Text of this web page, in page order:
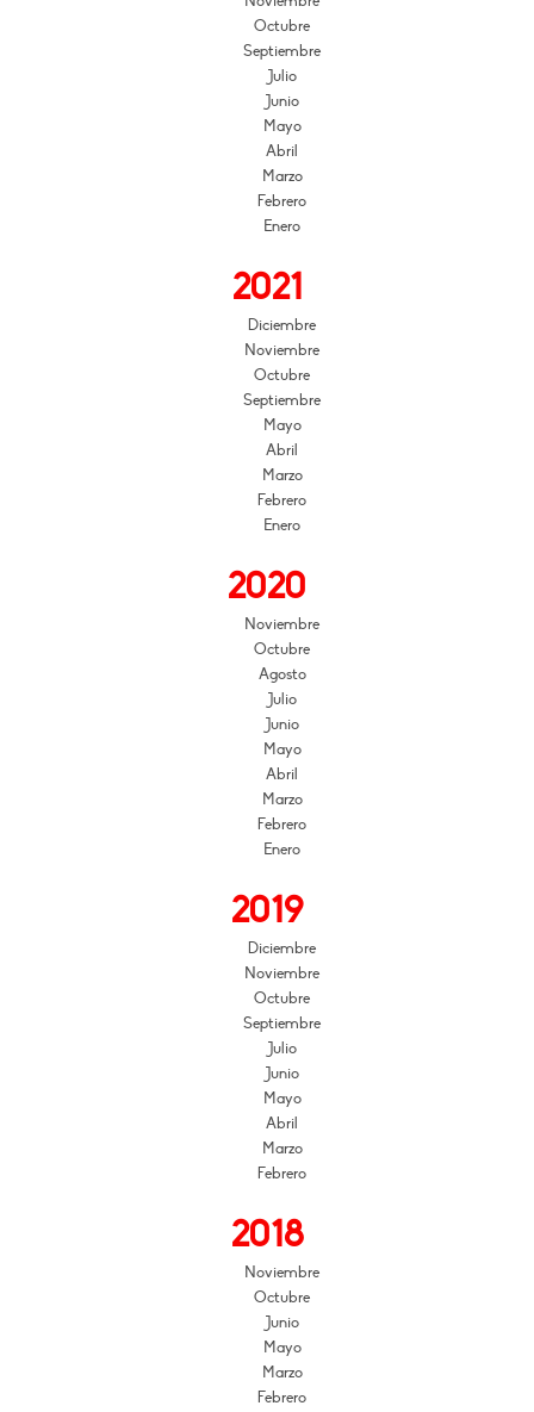
Octubre
Septiembre
Julio
Junio
Mayo
Abril
Marzo
Febrero
Enero
2021
Diciembre
Noviembre
Octubre
Septiembre
Mayo
Abril
Marzo
Febrero
Enero
2020
Noviembre
Octubre
Agosto
Julio
Junio
Mayo
Abril
Marzo
Febrero
Enero
2019
Diciembre
Noviembre
Octubre
Septiembre
Julio
Junio
Mayo
Abril
Marzo
Febrero
2018
Noviembre
Octubre
Junio
Mayo
Marzo
Febrero